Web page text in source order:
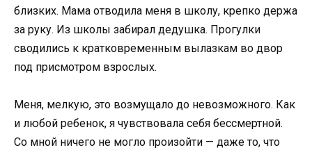
близких. Мама отводила меня в школу, крепко держа
за руку. Из школы забирал дедушка. Прогулки
сводились к кратковременным вылазкам во двор
под присмотром взрослых.
Меня, мелкую, это возмущало до невозможного. Как
и любой ребенок, я чувствовала себя бессмертной.
Со мной ничего не могло произойти — даже то, что